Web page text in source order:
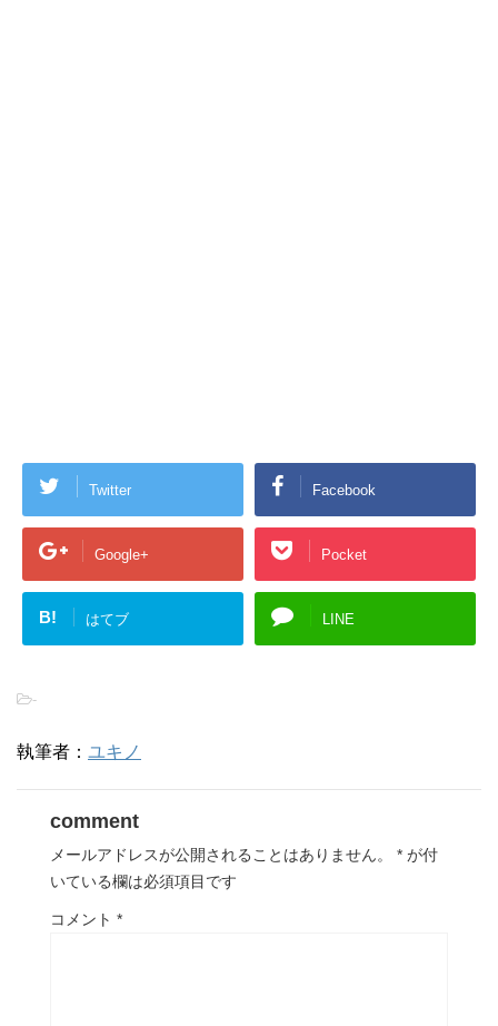
Twitter Facebook
Google+ Pocket
B! はてブ LINE
-
執筆者： ユキノ
comment
メールアドレスが公開されることはありません。 * が付
いている欄は必須項目です
コメント *